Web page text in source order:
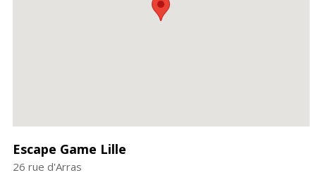
Escape Game Lille
26 rue d'Arras